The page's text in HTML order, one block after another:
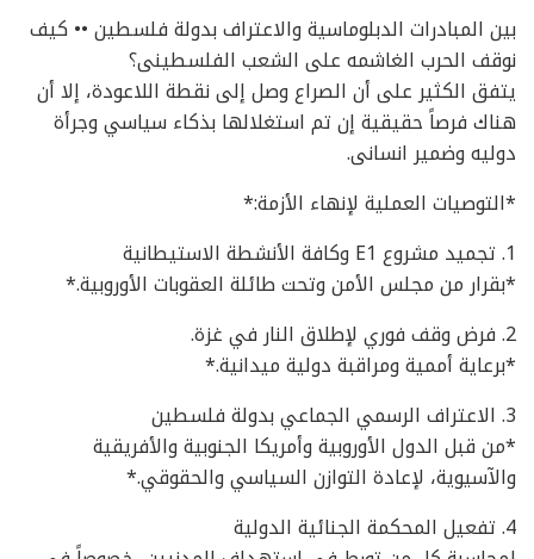
بين المبادرات الدبلوماسية والاعتراف بدولة فلسطين •• كيف
نوقف الحرب الغاشمه على الشعب الفلسطينى؟
يتفق الكثير على أن الصراع وصل إلى نقطة اللاعودة، إلا أن
هناك فرصاً حقيقية إن تم استغلالها بذكاء سياسي وجرأة
دوليه وضمير انسانى.
*التوصيات العملية لإنهاء الأزمة:*
1. تجميد مشروع E1 وكافة الأنشطة الاستيطانية
*بقرار من مجلس الأمن وتحت طائلة العقوبات الأوروبية.*
2. فرض وقف فوري لإطلاق النار في غزة.
*برعاية أممية ومراقبة دولية ميدانية.*
3. الاعتراف الرسمي الجماعي بدولة فلسطين
*من قبل الدول الأوروبية وأمريكا الجنوبية والأفريقية
والآسيوية، لإعادة التوازن السياسي والحقوقي.*
4. تفعيل المحكمة الجنائية الدولية